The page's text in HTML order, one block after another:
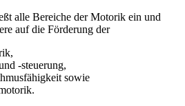
alle Bereiche der Motorik ein und
auf die Förderung der
-steuerung,
sowie